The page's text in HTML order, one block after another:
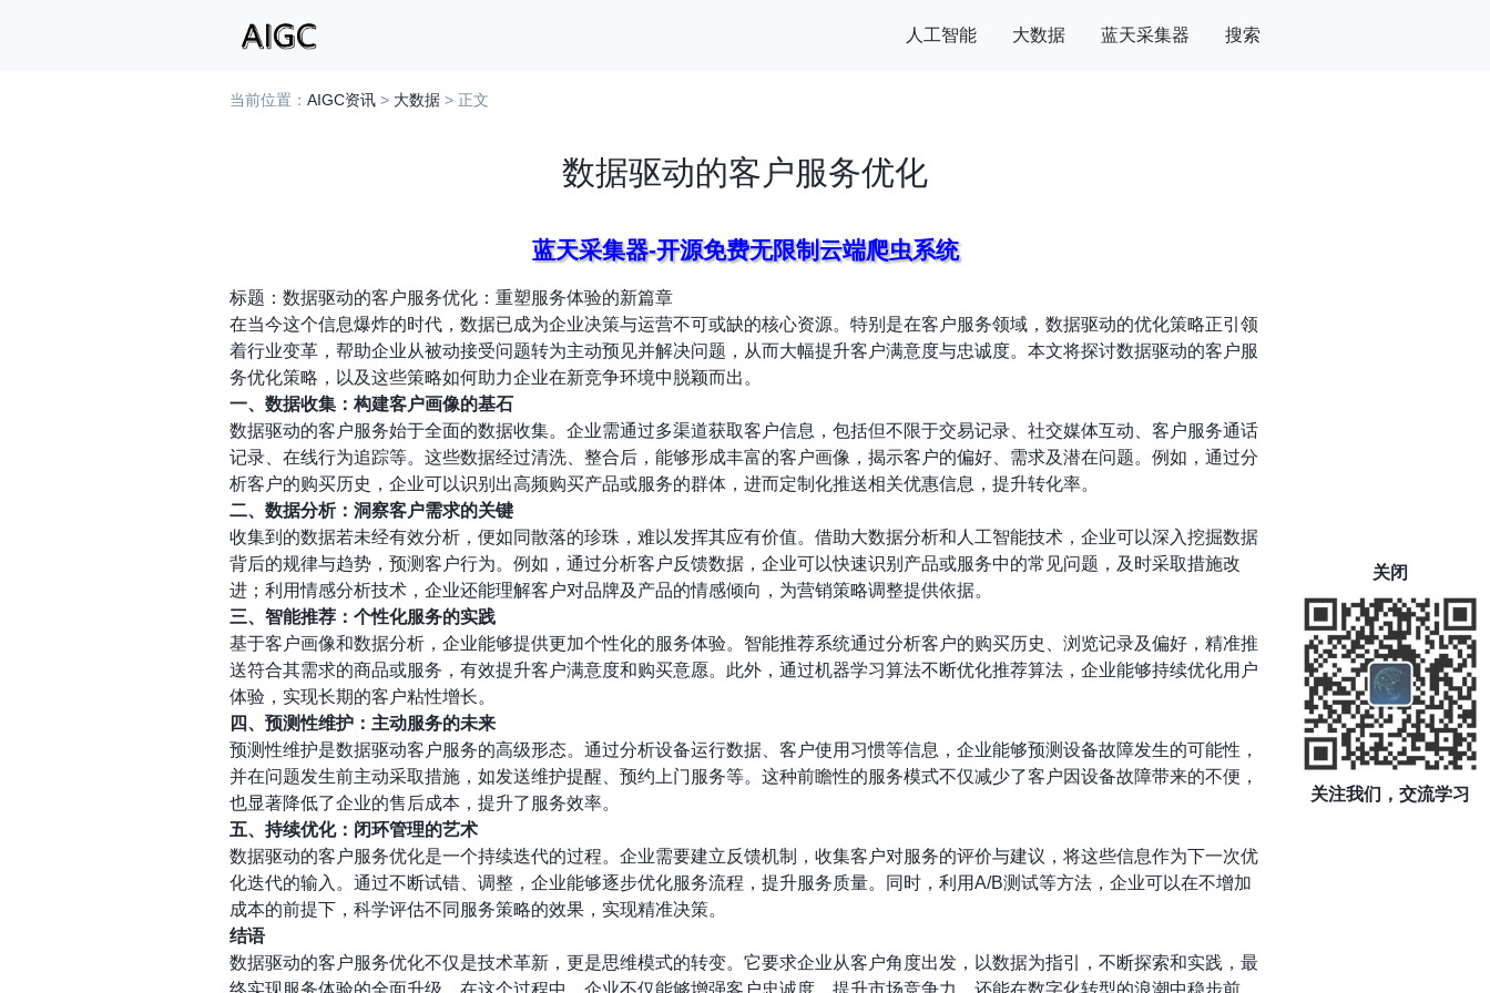
人工智能 大数据 蓝天采集器 搜索
当前位置： AIGC资讯 > 大数据 > 正文
数据驱动的客户服务优化
蓝天采集器-开源免费无限制云端爬虫系统
标题：数据驱动的客户服务优化：重塑服务体验的新篇章
在当今这个信息爆炸的时代，数据已成为企业决策与运营不可或缺的核心资源。特别是在客户服务领域，数据驱动的优化策略正引领
着行业变革，帮助企业从被动接受问题转为主动预见并解决问题，从而大幅提升客户满意度与忠诚度。本文将探讨数据驱动的客户服
务优化策略，以及这些策略如何助力企业在新竞争环境中脱颖而出。
一、数据收集：构建客户画像的基石
数据驱动的客户服务始于全面的数据收集。企业需通过多渠道获取客户信息，包括但不限于交易记录、社交媒体互动、客户服务通话
记录、在线行为追踪等。这些数据经过清洗、整合后，能够形成丰富的客户画像，揭示客户的偏好、需求及潜在问题。例如，通过分
析客户的购买历史，企业可以识别出高频购买产品或服务的群体，进而定制化推送相关优惠信息，提升转化率。
二、数据分析：洞察客户需求的关键
收集到的数据若未经有效分析，便如同散落的珍珠，难以发挥其应有价值。借助大数据分析和人工智能技术，企业可以深入挖掘数据
背后的规律与趋势，预测客户行为。例如，通过分析客户反馈数据，企业可以快速识别产品或服务中的常见问题，及时采取措施改
进；利用情感分析技术，企业还能理解客户对品牌及产品的情感倾向，为营销策略调整提供依据。
三、智能推荐：个性化服务的实践
基于客户画像和数据分析，企业能够提供更加个性化的服务体验。智能推荐系统通过分析客户的购买历史、浏览记录及偏好，精准推
送符合其需求的商品或服务，有效提升客户满意度和购买意愿。此外，通过机器学习算法不断优化推荐算法，企业能够持续优化用户
体验，实现长期的客户粘性增长。
四、预测性维护：主动服务的未来
预测性维护是数据驱动客户服务的高级形态。通过分析设备运行数据、客户使用习惯等信息，企业能够预测设备故障发生的可能性，
并在问题发生前主动采取措施，如发送维护提醒、预约上门服务等。这种前瞻性的服务模式不仅减少了客户因设备故障带来的不便，
也显著降低了企业的售后成本，提升了服务效率。
五、持续优化：闭环管理的艺术
数据驱动的客户服务优化是一个持续迭代的过程。企业需要建立反馈机制，收集客户对服务的评价与建议，将这些信息作为下一次优
化迭代的输入。通过不断试错、调整，企业能够逐步优化服务流程，提升服务质量。同时，利用A/B测试等方法，企业可以在不增加
成本的前提下，科学评估不同服务策略的效果，实现精准决策。
结语
数据驱动的客户服务优化不仅是技术革新，更是思维模式的转变。它要求企业从客户角度出发，以数据为指引，不断探索和实践，最
终实现服务体验的全面升级。在这个过程中，企业不仅能够增强客户忠诚度，提升市场竞争力，还能在数字化转型的浪潮中稳步前
关闭
关注我们，交流学习